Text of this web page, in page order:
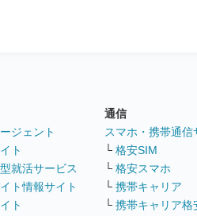
ジェント
ト
就活サービス
ト情報サイト
ト
通信
スマホ・携帯通信
└ 格安SIM
└ 格安スマホ
└ 携帯キャリア
└ 携帯キャリア格